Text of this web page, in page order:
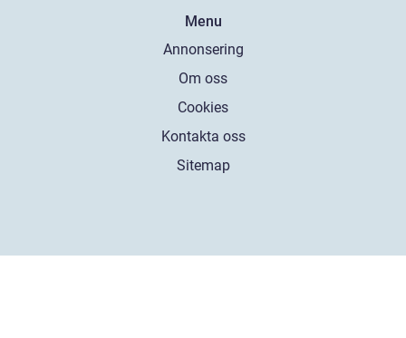
Menu
Annonsering
Om oss
Cookies
Kontakta oss
Sitemap